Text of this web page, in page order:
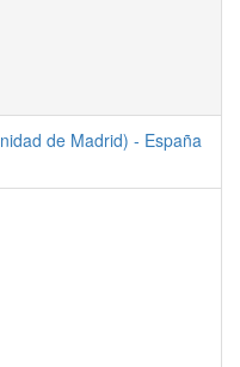
de Madrid) - España